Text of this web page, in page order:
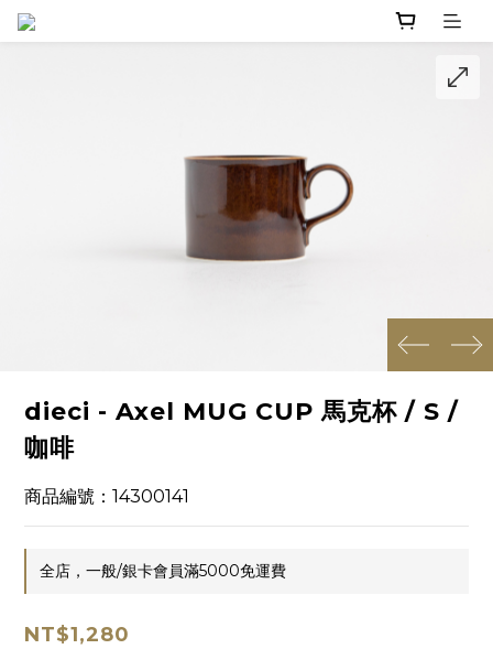
prev next
dieci - Axel MUG CUP 馬克杯 / S /
咖啡
商品編號：14300141
全店，一般/銀卡會員滿5000免運費
NT$1,280